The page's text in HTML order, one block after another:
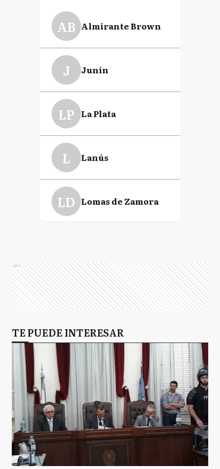
AB Almirante Brown
J Junín
LP La Plata
L Lanús
LD Lomas de Zamora
Ads
TE PUEDE INTERESAR